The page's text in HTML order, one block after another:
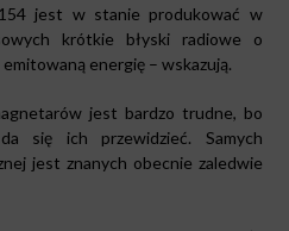
jest w stanie produkować w
krótkie błyski radiowe o
energię – wskazują.
jest bardzo trudne, bo
się ich przewidzieć. Samych
jest znanych obecnie zaledwie